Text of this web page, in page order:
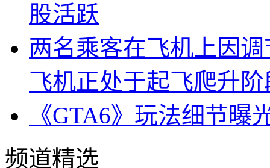
股活跃
两名乘客在飞机上因
飞机正处于起飞爬升阶
《GTA6》玩法细节
频道精选